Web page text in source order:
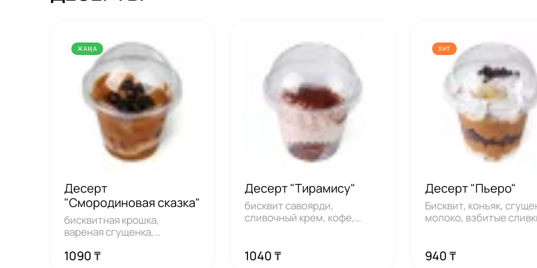
ЖАҢА
Десерт
"Смородиновая сказка"
бисквитная крошка,
вареная сгущенка,
1090 ₸
Десерт "Тирамису"
бисквит савоярди,
сливочный крем, кофе,
1040 ₸
ХИТ
Десерт "Пьеро"
Бисквит, коньяк,
молоко, взбитые
940 ₸